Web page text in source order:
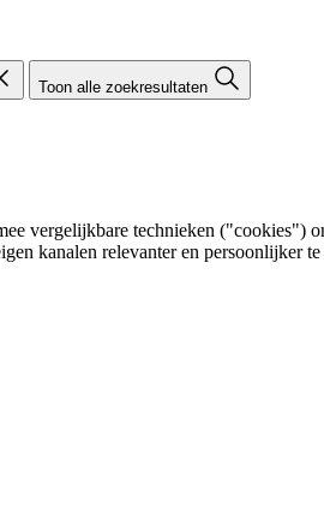
Toon alle zoekresultaten
vergelijkbare technieken ("cookies")
kanalen relevanter en